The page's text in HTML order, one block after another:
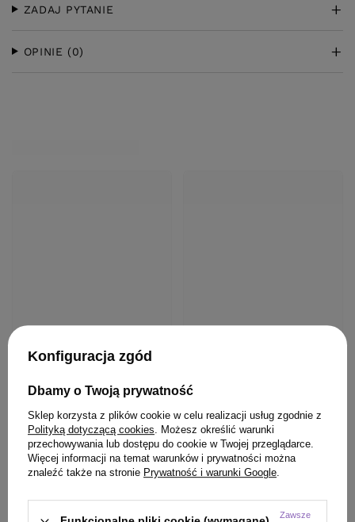
ZADAJ PYTANIE
OPINIE (0)
BESTSELLER
Krem Aktywujący Montibello Denuee 22
VOL 6,6 % 90 ml
OFERTA
Szczotka Olivia
Medium Full
Konfiguracja zgód
Dbamy o Twoją prywatność
Sklep korzysta z plików cookie w celu realizacji usług zgodnie z
Polityką dotyczącą cookies. Możesz określić warunki
przechowywania lub dostępu do cookie w Twojej przeglądarce.
Więcej informacji na temat warunków i prywatności można
znaleźć także na stronie Prywatność i warunki Google.
Zawsze